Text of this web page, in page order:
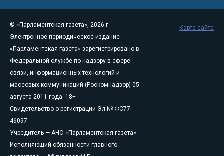
© «Парламентская газета», 2026 г.
Электронное периодическое издание
«Парламентская газета» зарегистрировано в
Федеральной службе по надзору в сфере
связи, информационных технологий и
массовых коммуникаций (Роскомнадзор) 05
августа 2011 года. 18+
Свидетельство о регистрации Эл № ФС77-
46097
Учредитель — АНО «Парламентская газета»
Исполняющий обязанности главного
Карта сайта